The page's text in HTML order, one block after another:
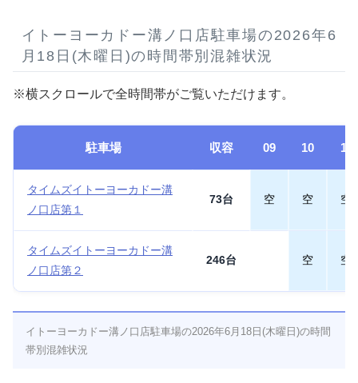
イトーヨーカドー溝ノ口店駐車場の2026年6
月18日(木曜日)の時間帯別混雑状況
※横スクロールで全時間帯がご覧いただけます。
駐車場 収容 09 10 11
タイムズイトーヨーカドー溝
ノ口店第１
73台 空 空 空
タイムズイトーヨーカドー溝
ノ口店第２
246台 空 空
イトーヨーカドー溝ノ口店駐車場の2026年6月18日(木曜日)の時間
帯別混雑状況